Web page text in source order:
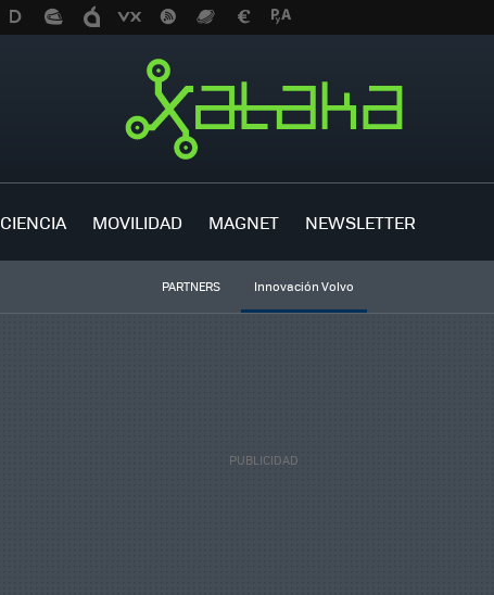
CIENCIA MOVILIDAD MAGNET NEWSLETTER
PARTNERS Innovación Volvo